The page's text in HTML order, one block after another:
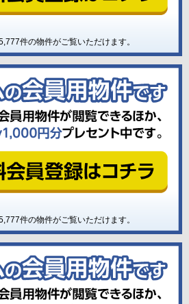
件の物件がご覧いただけます。
件の物件がご覧いただけます。